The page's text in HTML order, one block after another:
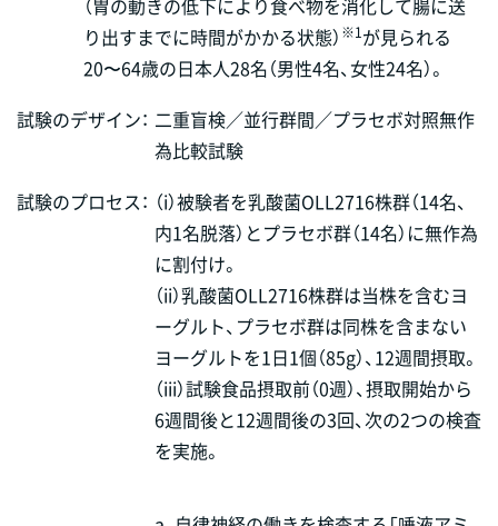
（胃の動きの低下により食べ物を消化して腸に送
り出すまでに時間がかかる状態） ※1が見られる
20〜64歳の日本人28名（男性4名、女性24名）。
試験のデザイン： 二重盲検／並行群間／プラセボ対照無作
為比較試験
試験のプロセス： （i）被験者を乳酸菌OLL2716株群（14名、
内1名脱落）とプラセボ群（14名）に無作為
に割付け。
（ii）乳酸菌OLL2716株群は当株を含むヨ
ーグルト、プラセボ群は同株を含まない
ヨーグルトを1日1個（85g）、12週間摂取。
（iii）試験食品摂取前（0週）、摂取開始から
6週間後と12週間後の3回、次の2つの検査
を実施。